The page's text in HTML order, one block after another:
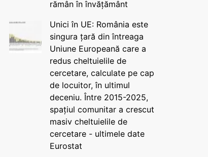
rămân în învățământ
Unici în UE: România este
singura țară din întreaga
Uniune Europeană care a
redus cheltuielile de
cercetare, calculate pe cap
de locuitor, în ultimul
deceniu. Între 2015-2025,
spațiul comunitar a crescut
masiv cheltuielile de
cercetare - ultimele date
Eurostat